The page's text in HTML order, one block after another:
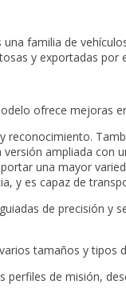
familia de
y exportadas
ofrece mejoras
reconocimiento.
ampliada
una mayor
y es capaz de
de precisión y
tamaños y tipos
de misión,